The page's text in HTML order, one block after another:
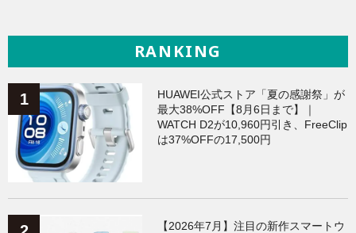
RANKING
HUAWEI公式ストア「夏の感謝祭」が
最大38%OFF【8月6日まで】｜
WATCH D2が10,960円引き、FreeClip
は37%OFFの17,500円
【2026年7月】注目の新作スマートウ